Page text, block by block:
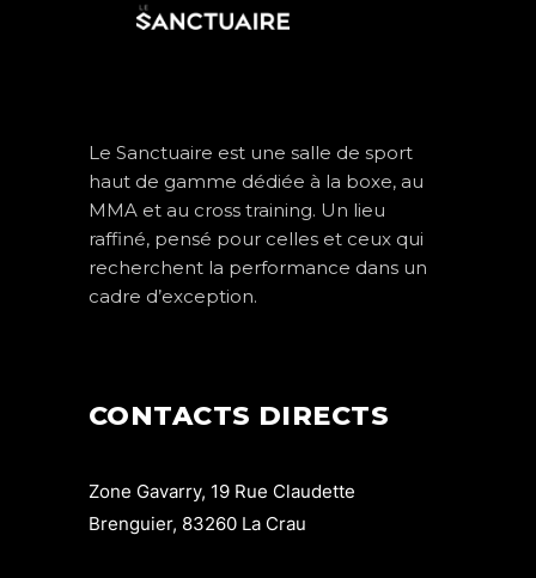
Le Sanctuaire est une salle de sport
haut de gamme dédiée à la boxe, au
MMA et au cross training. Un lieu
raffiné, pensé pour celles et ceux qui
recherchent la performance dans un
cadre d’exception.
CONTACTS DIRECTS
Zone Gavarry, 19 Rue Claudette
Brenguier, 83260 La Crau